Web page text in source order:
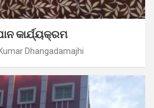
କାର୍ଯ୍ୟକ୍ରମ
Dhangadamajhi